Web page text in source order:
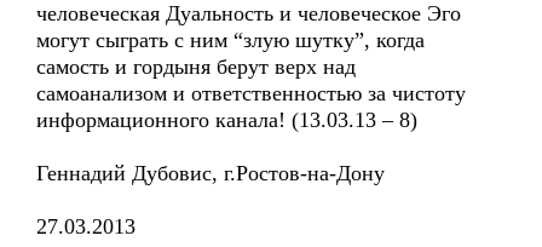
человеческая Дуальность и человеческое Эго
могут сыграть с ним “злую шутку”, когда
самость и гордыня берут верх над
самоанализом и ответственностью за чистоту
информационного канала! (13.03.13 – 8)
Геннадий Дубовис, г.Ростов-на-Дону
27.03.2013